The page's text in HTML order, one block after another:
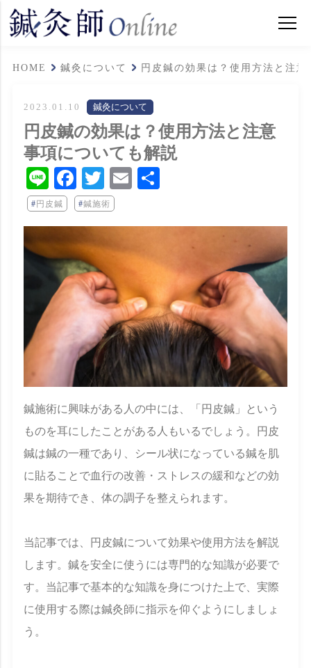
HOME 鍼灸について 円皮鍼の効果は？使用方法と注
2023.01.10 鍼灸について
円皮鍼の効果は？使用方法と注意
事項についても解説
LineFacebook
TwitterEmail
円皮鍼 鍼施術
鍼施術に興味がある人の中には、「円皮鍼」という
ものを耳にしたことがある人もいるでしょう。円皮
鍼は鍼の一種であり、シール状になっている鍼を肌
に貼ることで血行の改善・ストレスの緩和などの効
果を期待でき、体の調子を整えられます。
当記事では、円皮鍼について効果や使用方法を解説
します。鍼を安全に使うには専門的な知識が必要で
す。当記事で基本的な知識を身につけた上で、実際
に使用する際は鍼灸師に指示を仰ぐようにしましょ
う。